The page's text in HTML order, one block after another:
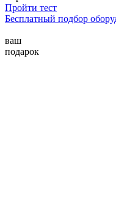
Пройти тест
Бесплатный подбор
ваш
подарок